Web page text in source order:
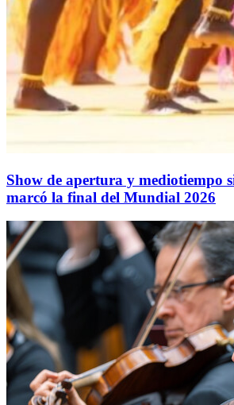
Show de apertura y mediotiempo
marcó la final del Mundial 2026